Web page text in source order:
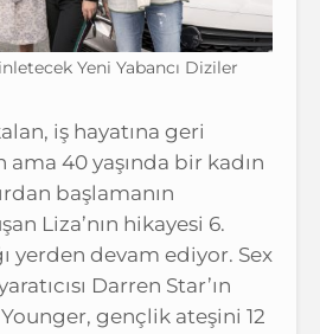
Yeni Yabancı Diziler
iş hayatına geri
ama 40 yaşında bir kadın
başlamanın
Liza’nın hikayesi 6.
yerden devam ediyor. Sex
Darren Star’ın
Younger, gençlik ateşini 12